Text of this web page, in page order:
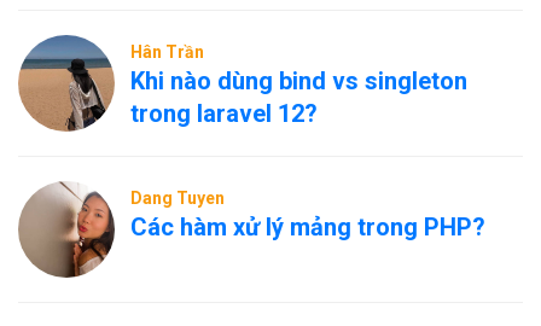
Hân Trần
Khi nào dùng bind vs singleton
trong laravel 12?
Dang Tuyen
Các hàm xử lý mảng trong PHP?